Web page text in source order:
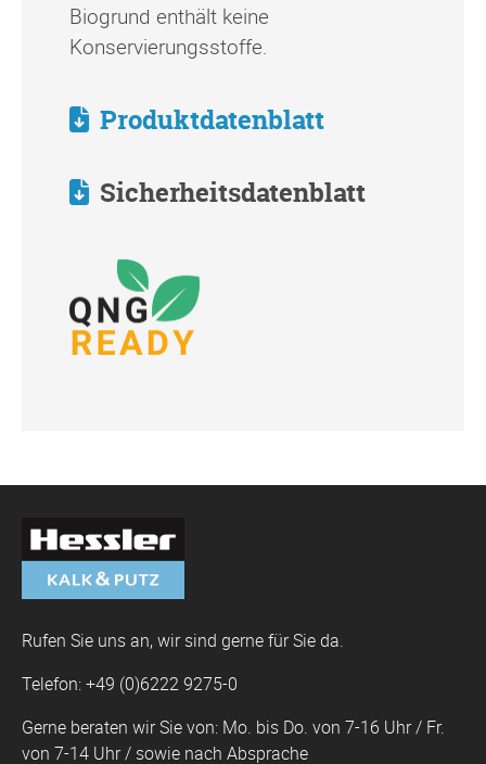
Biogrund enthält keine
Konservierungsstoffe.
Produktdatenblatt
Sicherheitsdatenblatt
Rufen Sie uns an, wir sind gerne für Sie da.
Telefon: +49 (0)6222 9275-0
Gerne beraten wir Sie von: Mo. bis Do. von 7-16 Uhr / Fr.
von 7-14 Uhr / sowie nach Absprache